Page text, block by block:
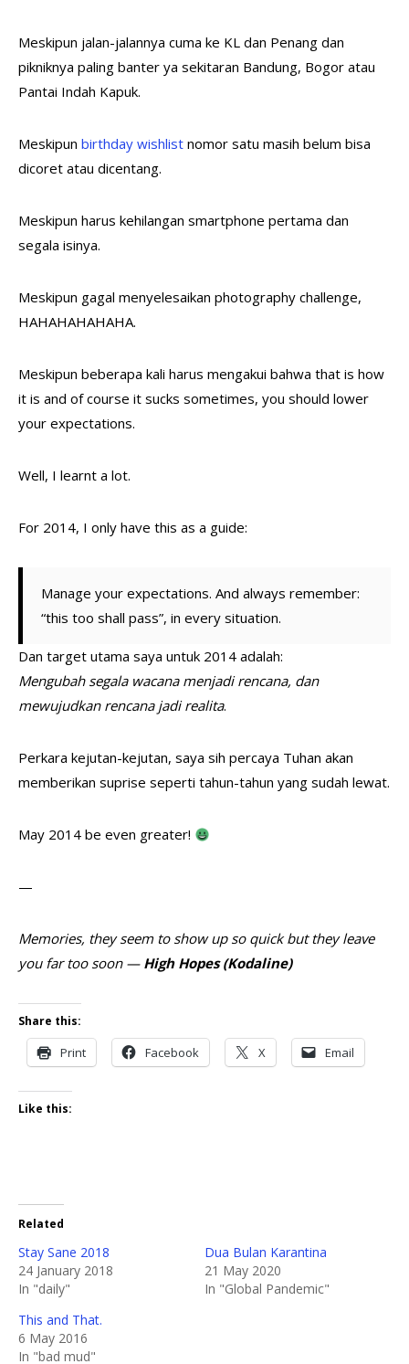
Meskipun jalan-jalannya cuma ke KL dan Penang dan
pikniknya paling banter ya sekitaran Bandung, Bogor atau
Pantai Indah Kapuk.
Meskipun birthday wishlist nomor satu masih belum bisa
dicoret atau dicentang.
Meskipun harus kehilangan smartphone pertama dan
segala isinya.
Meskipun gagal menyelesaikan photography challenge,
HAHAHAHAHAHA.
Meskipun beberapa kali harus mengakui bahwa that is how
it is and of course it sucks sometimes, you should lower
your expectations.
Well, I learnt a lot.
For 2014, I only have this as a guide:
Manage your expectations. And always remember:
“this too shall pass”, in every situation.
Dan target utama saya untuk 2014 adalah:
Mengubah segala wacana menjadi rencana, dan
mewujudkan rencana jadi realita.
Perkara kejutan-kejutan, saya sih percaya Tuhan akan
memberikan suprise seperti tahun-tahun yang sudah lewat.
May 2014 be even greater!
—
Memories, they seem to show up so quick but they leave
you far too soon — High Hopes (Kodaline)
Share this:
Print Facebook X Email
Like this:
Related
Stay Sane 2018
24 January 2018
In "daily"
Dua Bulan Karantina
21 May 2020
In "Global Pandemic"
This and That.
6 May 2016
In "bad mud"